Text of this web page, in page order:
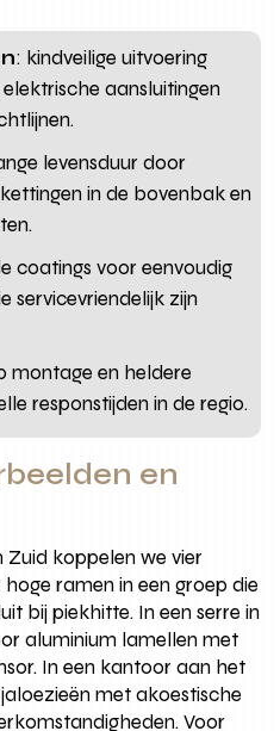
: kindveilige uitvoering
aansluitingen
levensduur door
in de bovenbak en
coatings voor eenvoudig
servicevriendelijk zijn
montage en heldere
responstijden in de regio.
en
Zuid koppelen we vier
ramen in een groep die
bij piekhitte. In een serre in
aluminium lamellen met
In een kantoor aan het
met akoestische
Voor